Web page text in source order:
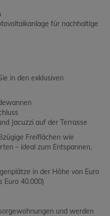
für nachhaltige
in den exklusiven
Jacuzzi auf der Terrasse
Freiflächen wie
– ideal zum Entspannen,
in der Höhe von Euro
Euro 40.000)
und werden